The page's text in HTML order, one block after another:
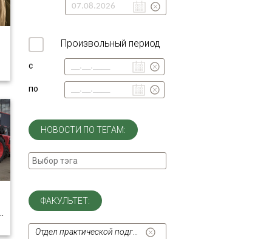
Произвольный период
с
по
НОВОСТИ ПО ТЕГАМ:
ФАКУЛЬТЕТ:
Отдел практической подготовки и трудоустройства